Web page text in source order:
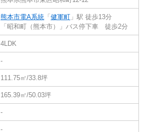
熊本市電A系統 「 健軍町 」駅 徒歩13分
「昭和町（熊本市）」バス停下車 徒歩2分
4LDK
-
111.75㎡/33.8坪
165.39㎡/50.03坪
-
-